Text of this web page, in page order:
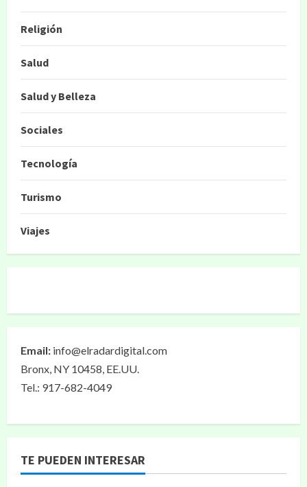
Religión
Salud
Salud y Belleza
Sociales
Tecnología
Turismo
Viajes
Email: info@elradardigital.com
Bronx, NY 10458, EE.UU.
Tel.: 917-682-4049
TE PUEDEN INTERESAR